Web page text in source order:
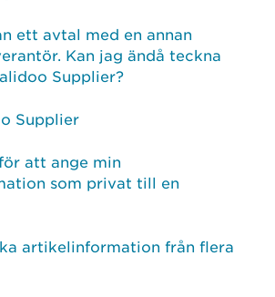
ett avtal med en annan
Kan jag ändå teckna
Supplier?
Supplier
att ange min
som privat till en
artikelinformation från flera